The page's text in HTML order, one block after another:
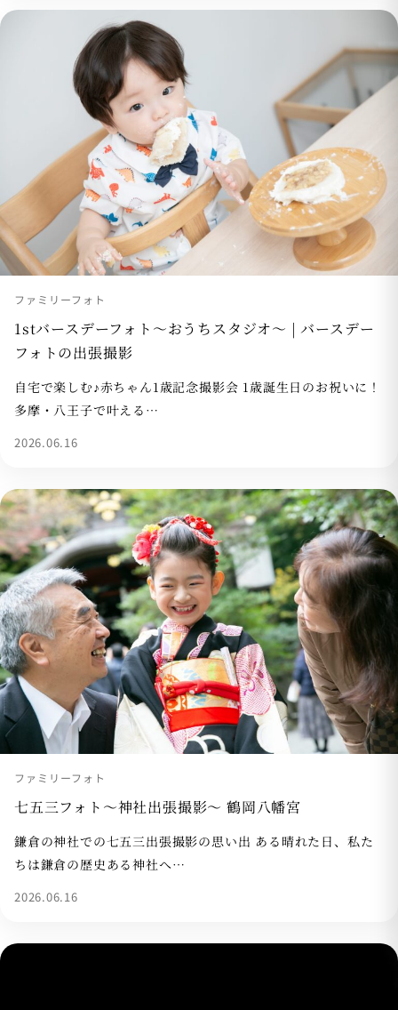
ファミリーフォト
1stバースデーフォト〜おうちスタジオ〜 | バースデー
フォトの出張撮影
自宅で楽しむ♪赤ちゃん1歳記念撮影会 1歳誕生日のお祝いに！
多摩・八王子で叶える…
2026.06.16
ファミリーフォト
七五三フォト〜神社出張撮影〜 鶴岡八幡宮
鎌倉の神社での七五三出張撮影の思い出 ある晴れた日、私た
ちは鎌倉の歴史ある神社へ…
2026.06.16